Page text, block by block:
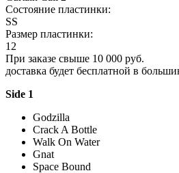
Состояние пластинки:
SS
Размер пластинки:
12
При заказе свыше 10 000 руб.
доставка будет бесплатной в
Side 1
Godzilla
Crack A Bottle
Walk On Water
Gnat
Space Bound